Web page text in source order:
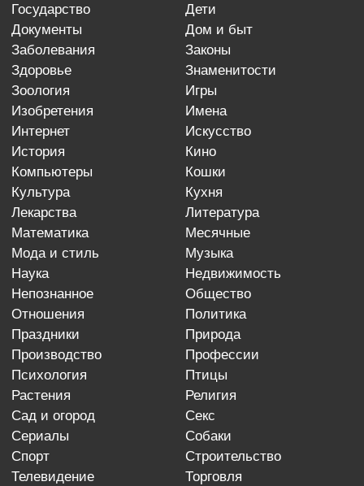
государство
дети
документы
дом и быт
заболевания
законы
здоровье
знаменитости
зоология
игры
изобретения
имена
интернет
искусство
история
кино
компьютеры
кошки
культура
кухня
лекарства
литература
математика
месячные
мода и стиль
музыка
наука
недвижимость
непознанное
общество
отношения
политика
праздники
природа
производство
профессии
психология
птицы
растения
религия
сад и огород
секс
сериалы
собаки
спорт
строительство
телевидение
торговля